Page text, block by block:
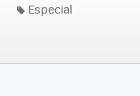
Especial